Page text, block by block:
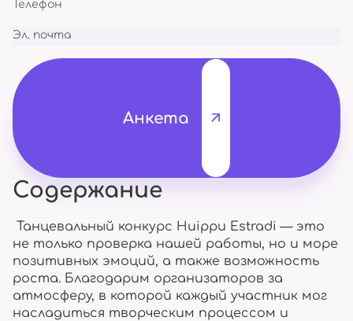
Телефон
Эл. почта
Анкета
Содержание
Танцевальный конкурс Huippu Estradi — это
не только проверка нашей работы, но и море
позитивных эмоций, а также возможность
роста. Благодарим организаторов за
атмосферу, в которой каждый участник мог
насладиться творческим процессом и